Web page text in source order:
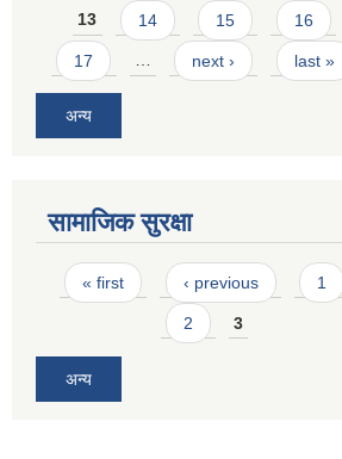
13 14 15 16
17 … next › last »
अन्य
सामाजिक सुरक्षा
Pages
« first ‹ previous 1
2 3
अन्य